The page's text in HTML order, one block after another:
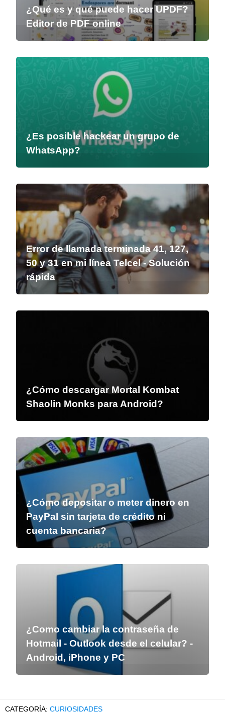
¿Qué es y qué puede hacer UPDF?
Editor de PDF online
¿Es posible hackear un grupo de
WhatsApp?
Error de llamada terminada 41, 127,
50 y 31 en mi línea Telcel - Solución
rápida
¿Cómo descargar Mortal Kombat
Shaolin Monks para Android?
¿Cómo depositar o meter dinero en
PayPal sin tarjeta de crédito ni
cuenta bancaria?
¿Como cambiar la contraseña de
Hotmail - Outlook desde el celular? -
Android, iPhone y PC
CURIOSIDADES